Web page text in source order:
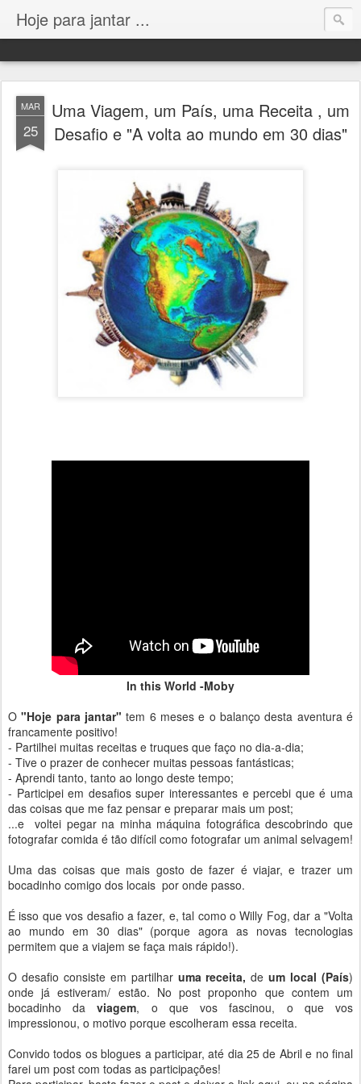
Hoje para jantar ...
MAR
25
Uma Viagem, um País, uma Receita , um
Desafio e "A volta ao mundo em 30 dias"
In this World -Moby
O"Hoje para jantar" tem 6 meses e o balanço desta aventura é
francamente positivo!
- Partilhei muitas receitas e truques que faço no dia-a-dia;
- Tive o prazer de conhecer muitas pessoas fantásticas;
- Aprendi tanto, tanto ao longo deste tempo;
- Participei em desafios super interessantes e percebi que é uma
das coisas que me faz pensar e preparar mais um post;
...e voltei pegar na minha máquina fotográfica descobrindo que
fotografar comida é tão difícil como fotografar um animal selvagem!
Uma das coisas que mais gosto de fazer é viajar, e trazer um
bocadinho comigo dos locais por onde passo.
É isso que vos desafio a fazer, e, tal como o Willy Fog, dar a "Volta
ao mundo em 30 dias" (porque agora as novas tecnologias
permitem que a viajem se faça mais rápido!).
O desafio consiste em partilhar uma receita, deum local (País)
onde já estiveram/ estão. No post proponho que contem um
bocadinho daviagem, o que vos fascinou, o que vos
impressionou, o motivo porque escolheram essa receita.
Convido todos os blogues a participar, até dia 25 de Abril e no final
farei um post com todas as participações!